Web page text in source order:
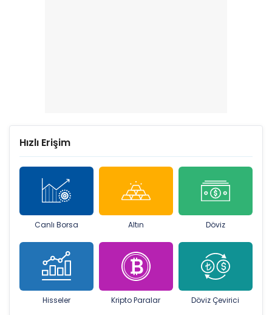
Hızlı Erişim
Canlı Borsa Altın Döviz
Hisseler Kripto Paralar Döviz Çevirici